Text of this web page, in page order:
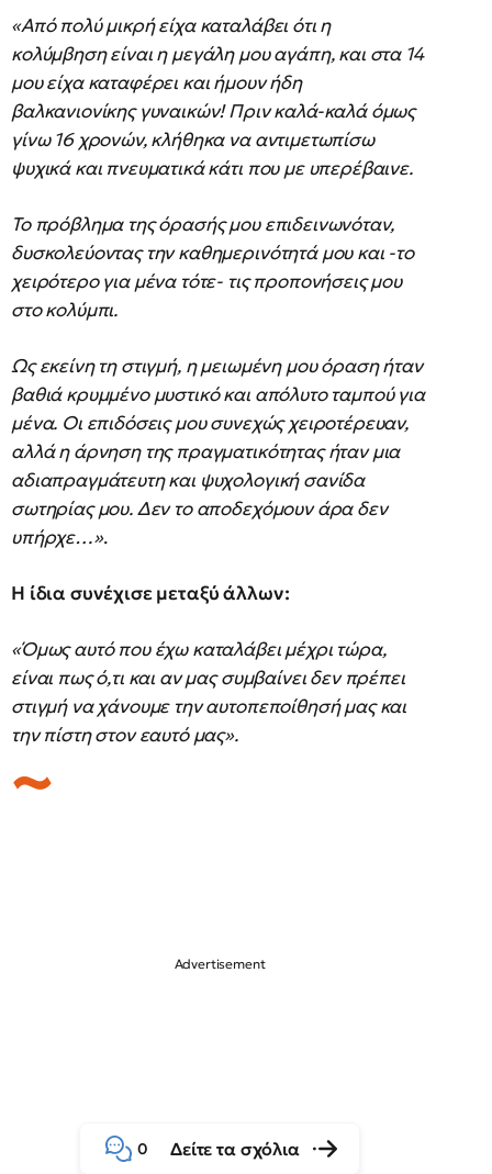
«Από πολύ μικρή είχα καταλάβει ότι η
κολύμβηση είναι η μεγάλη μου αγάπη, και στα 14
μου είχα καταφέρει και ήμουν ήδη
βαλκανιονίκης γυναικών! Πριν καλά-καλά όμως
γίνω 16 χρονών, κλήθηκα να αντιμετωπίσω
ψυχικά και πνευματικά κάτι που με υπερέβαινε.
Το πρόβλημα της όρασής μου επιδεινωνόταν,
δυσκολεύοντας την καθημερινότητά μου και -το
χειρότερο για μένα τότε- τις προπονήσεις μου
στο κολύμπι.
Ως εκείνη τη στιγμή, η μειωμένη μου όραση ήταν
βαθιά κρυμμένο μυστικό και απόλυτο ταμπού για
μένα. Οι επιδόσεις μου συνεχώς χειροτέρευαν,
αλλά η άρνηση της πραγματικότητας ήταν μια
αδιαπραγμάτευτη και ψυχολογική σανίδα
σωτηρίας μου. Δεν το αποδεχόμουν άρα δεν
υπήρχε…».
Η ίδια συνέχισε μεταξύ άλλων:
«Όμως αυτό που έχω καταλάβει μέχρι τώρα,
είναι πως ό,τι και αν μας συμβαίνει δεν πρέπει
στιγμή να χάνουμε την αυτοπεποίθησή μας και
την πίστη στον εαυτό μας».
0 Δείτε τα σχόλια